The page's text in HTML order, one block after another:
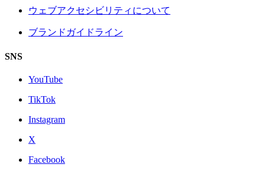
ウェブアクセシビリティについて
ブランドガイドライン
SNS
YouTube
TikTok
Instagram
X
Facebook